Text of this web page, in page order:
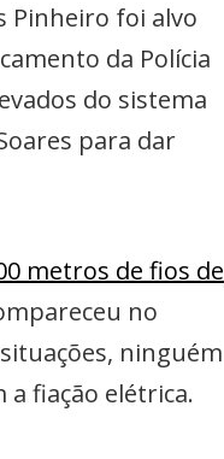
Pinheiro foi alvo
da Polícia
do sistema
para dar
metros de fios de
no
ninguém
fiação elétrica.